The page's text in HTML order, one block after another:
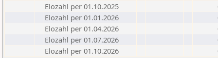
Elozahl per 01.10.2025
Elozahl per 01.01.2026
Elozahl per 01.04.2026
Elozahl per 01.07.2026
Elozahl per 01.10.2026